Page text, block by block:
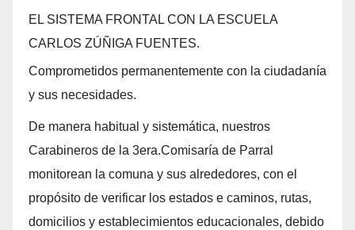
EL SISTEMA FRONTAL CON LA ESCUELA
CARLOS ZÚÑIGA FUENTES.
Comprometidos permanentemente con la ciudadanía
y sus necesidades.
De manera habitual y sistemática, nuestros
Carabineros de la 3era.Comisaría de Parral
monitorean la comuna y sus alrededores, con el
propósito de verificar los estados e caminos, rutas,
domicilios y establecimientos educacionales, debido